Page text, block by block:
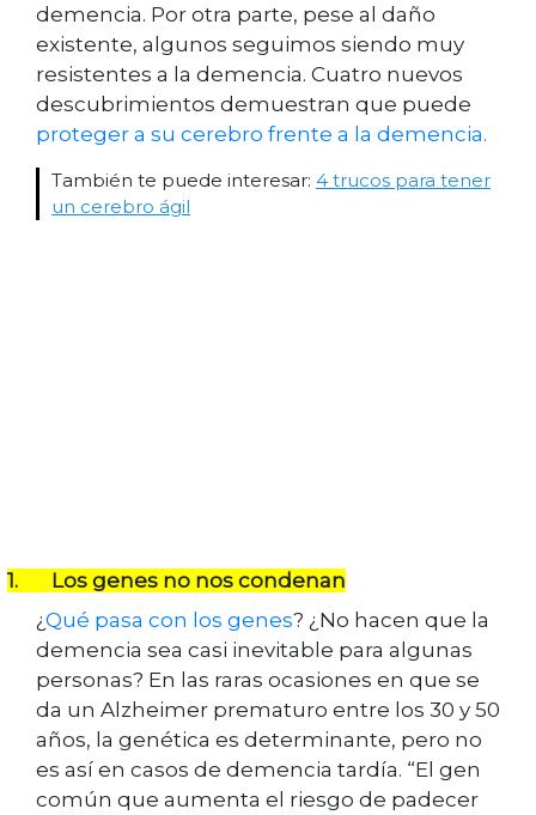
demencia. Por otra parte, pese al daño
existente, algunos seguimos siendo muy
resistentes a la demencia. Cuatro nuevos
descubrimientos demuestran que puede
proteger a su cerebro frente a la demencia.
También te puede interesar: 4 trucos para tener
un cerebro ágil
1.
Los genes no nos condenan
¿Qué pasa con los genes? ¿No hacen que la
demencia sea casi inevitable para algunas
personas? En las raras ocasiones en que se
da un Alzheimer prematuro entre los 30 y 50
años, la genética es determinante, pero no
es así en casos de demencia tardía. “El gen
común que aumenta el riesgo de padecer